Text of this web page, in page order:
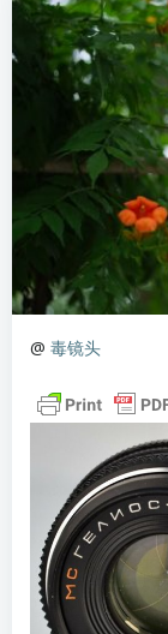
@ 毒镜头